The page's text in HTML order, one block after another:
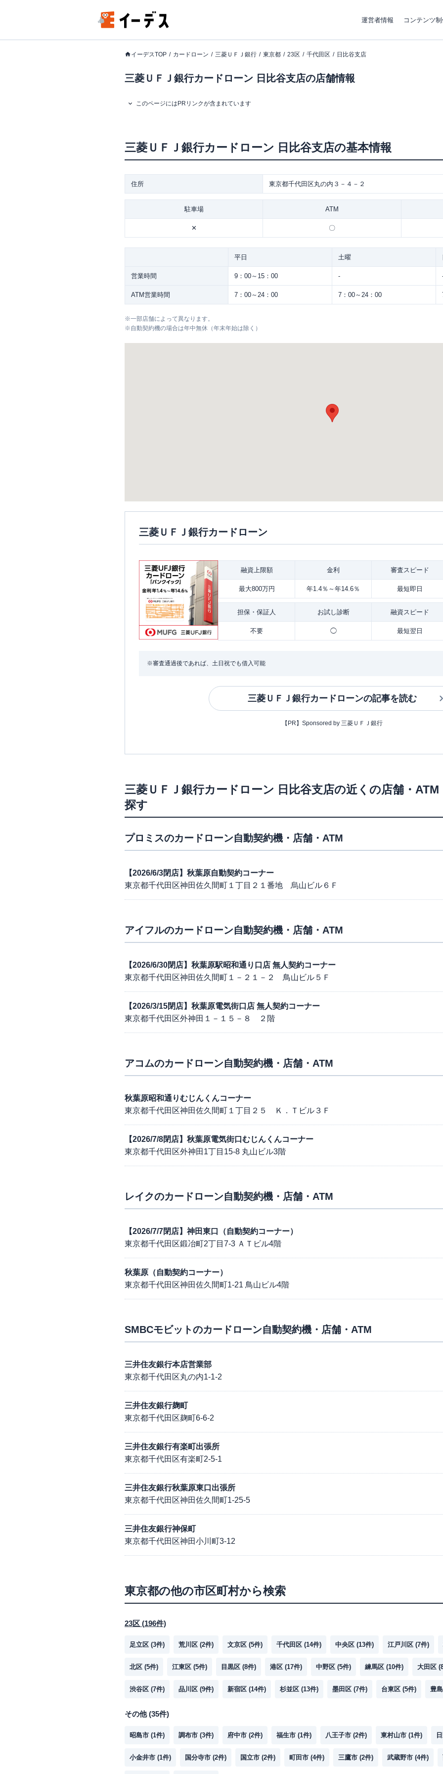
運営者情報 コンテンツ
イーデスTOP カードローン 三菱ＵＦＪ銀行 東京都 23区 千代田区 日比谷支店
三菱ＵＦＪ銀行カードローン 日比谷支店の店舗情報
このページにはPRリンクが含まれています
三菱ＵＦＪ銀行カードローン 日比谷支店の基本情報
住所 東京都千代田区丸の内３－４－２
駐車場 ATM
✕ 〇
平日 土曜
営業時間 9：00～15：00 -
ATM営業時間 7：00～24：00 7：00～24：00
※一部店舗によって異なります。
※自動契約機の場合は年中無休（年末年始は除く）
三菱ＵＦＪ銀行カードローン
融資上限額 金利 審査スピード
最大800万円 年1.4％～年14.6％ 最短即日
担保・ 保証人 お試し診断 融資スピード
不要 ◯ 最短翌日
※審査通過後であれば、土日祝でも借入可能
三菱ＵＦＪ銀行カードローンの記事を読む
【PR】Sponsored by 三菱ＵＦＪ銀行
三菱ＵＦＪ銀行カードローン 日比谷支店の近くの店舗・
探す
プロミスのカードローン自動契約機・店舗・ATM
【2026/6/3閉店】秋葉原自動契約コーナー
東京都千代田区神田佐久間町１丁目２１番地 烏山ビル６Ｆ
アイフルのカードローン自動契約機・店舗・ATM
【2026/6/30閉店】秋葉原駅昭和通り口店 無人契約コーナー
東京都千代田区神田佐久間町１－２１－２ 鳥山ビル５Ｆ
【2026/3/15閉店】秋葉原電気街口店 無人契約コーナー
東京都千代田区外神田１－１５－８ ２階
アコムのカードローン自動契約機・店舗・ATM
秋葉原昭和通りむじんくんコーナー
東京都千代田区神田佐久間町１丁目２５ Ｋ．Ｔビル３Ｆ
【2026/7/8閉店】秋葉原電気街口むじんくんコーナー
東京都千代田区外神田1丁目15-8 丸山ビル3階
レイクのカードローン自動契約機・店舗・ATM
【2026/7/7閉店】神田東口（自動契約コーナー）
東京都千代田区鍛冶町2丁目7-3 ＡＴビル4階
秋葉原（自動契約コーナー）
東京都千代田区神田佐久間町1-21 鳥山ビル4階
SMBCモビットのカードローン自動契約機・店舗・ATM
三井住友銀行本店営業部
東京都千代田区丸の内1-1-2
三井住友銀行麹町
東京都千代田区麹町6-6-2
三井住友銀行有楽町出張所
東京都千代田区有楽町2-5-1
三井住友銀行秋葉原東口出張所
東京都千代田区神田佐久間町1-25-5
三井住友銀行神保町
東京都千代田区神田小川町3-12
東京都の他の市区町村から検索
23区 (196件)
足立区 (3件) 荒川区 (2件) 文京区 (5件) 千代田区 (14件) 中央区 (13件) 江戸川区 (7件)
北区 (5件) 江東区 (5件) 目黒区 (8件) 港区 (17件) 中野区 (5件) 練馬区 (10件) 大田区 (
渋谷区 (7件) 品川区 (9件) 新宿区 (14件) 杉並区 (13件) 墨田区 (7件) 台東区 (5件) 豊
その他(35件)
昭島市 (1件) 調布市 (3件) 府中市 (2件) 福生市 (1件) 八王子市 (2件) 東村山市 (1件)
小金井市 (1件) 国分寺市 (2件) 国立市 (2件) 町田市 (4件) 三鷹市 (2件) 武蔵野市 (4件)